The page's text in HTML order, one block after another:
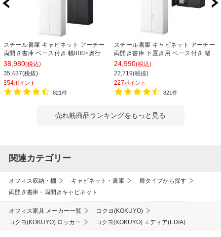
スチール書庫 キャビネット アーチー
両開き書庫 ベース付き 幅800×奥行
400×高さ1850mm
38,980(税込)
35,437(税抜)
354ポイント
821件
スチール書庫 キャビネット アーチー
両開き書庫 下置き用 ベース付き 幅
800×奥行400×高さ1100mm
24,990(税込)
22,719(税抜)
227ポイント
821件
売れ筋商品ランキングをもっと見る
関連カテゴリー
オフィス収納・棚 キャビネット・書庫
扉タイプから探す
両開き書庫・両開きキャビネット
オフィス家具 メーカー一覧
コクヨ(KOKUYO)
コクヨ(KOKUYO) ロッカー
コクヨ(KOKUYO) エディア(EDIA)